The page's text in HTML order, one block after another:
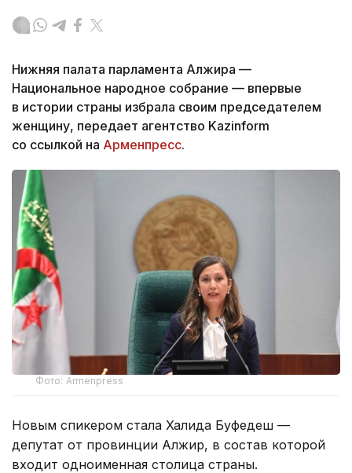
Нижняя палата парламента Алжира —
Национальное народное собрание — впервые
в истории страны избрала своим председателем
женщину, передает агентство Kazinform
со ссылкой на Арменпресс.
Фото: Armenpress
Новым спикером стала Халида Буфедеш —
депутат от провинции Алжир, в состав которой
входит одноименная столица страны.